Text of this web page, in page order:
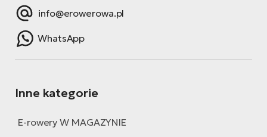
info@erowerowa.pl
WhatsApp
Inne kategorie
E-rowery W MAGAZYNIE